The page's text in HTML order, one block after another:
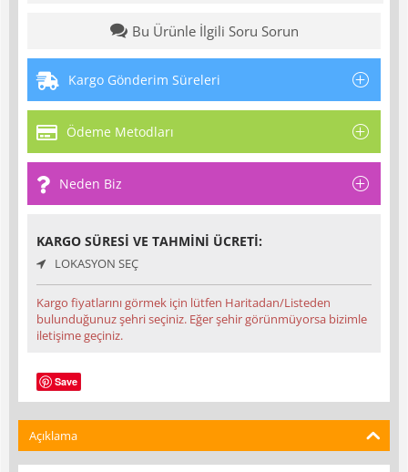
Bu Ürünle İlgili Soru Sorun
Kargo Gönderim Süreleri
Ödeme Metodları
Neden Biz
KARGO SÜRESI VE TAHMINI ÜCRETI:
LOKASYON SEÇ
Kargo fiyatlarını görmek için lütfen Haritadan/Listeden
bulunduğunuz şehri seçiniz. Eğer şehir görünmüyorsa bizimle
iletişime geçiniz.
Save
Açıklama